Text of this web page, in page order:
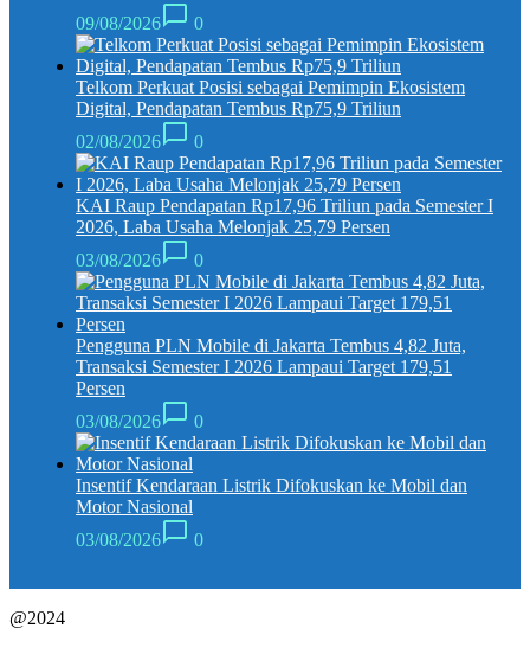
09/08/2026
0
Telkom Perkuat Posisi sebagai Pemimpin Ekosistem
Digital, Pendapatan Tembus Rp75,9 Triliun
02/08/2026
0
KAI Raup Pendapatan Rp17,96 Triliun pada Semester I
2026, Laba Usaha Melonjak 25,79 Persen
03/08/2026
0
Pengguna PLN Mobile di Jakarta Tembus 4,82 Juta,
Transaksi Semester I 2026 Lampaui Target 179,51
Persen
03/08/2026
0
Insentif Kendaraan Listrik Difokuskan ke Mobil dan
Motor Nasional
03/08/2026
0
@2024